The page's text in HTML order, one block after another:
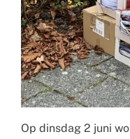
Op dinsdag 2 juni